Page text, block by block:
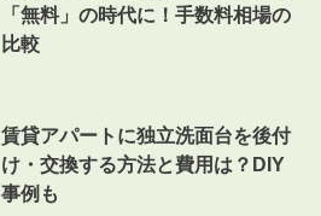
「無料」の時代に！手数料相場の
比較
賃貸アパートに独立洗面台を後付
け・交換する方法と費用は？DIY
事例も